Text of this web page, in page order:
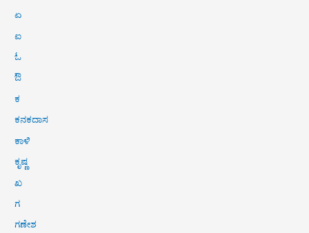
ಏ
ಐ
ಓ
ಔ
ಕ
ಕನಕದಾಸ
ಕಾಳಿ
ಕೃಷ್ಣ
ಖ
ಗ
ಗಣೇಶ